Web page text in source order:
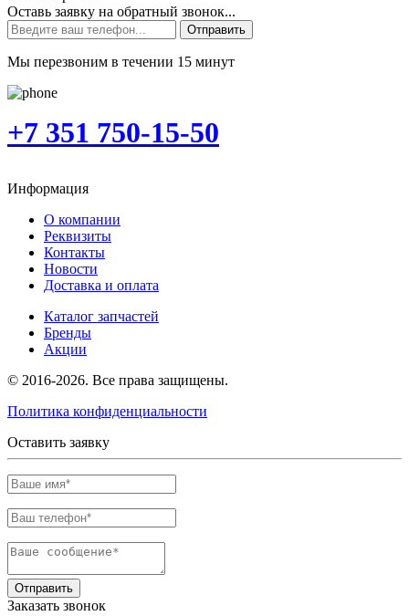
Оставь заявку на обратный звонок...
Отправить
Мы перезвоним в течении 15 минут
+7 351 750-15-50
Информация
О компании
Реквизиты
Контакты
Новости
Доставка и оплата
Каталог запчастей
Бренды
Акции
© 2016-2026. Все права защищены.
Политика конфиденциальности
Оставить заявку
Отправить
Заказать звонок